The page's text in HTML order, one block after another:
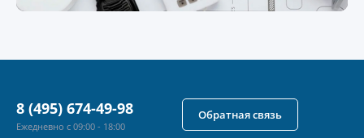
8 (495) 674-49-98
Ежедневно с 09:00 - 18:00
Обратная связь